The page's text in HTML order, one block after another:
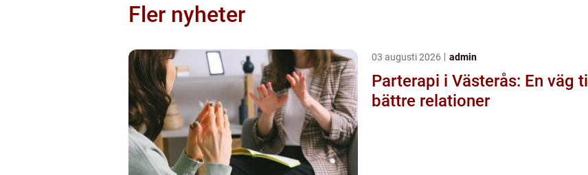
Fler nyheter
03 augusti 2026 admin
Parterapi i Västerås: En väg till
bättre relationer